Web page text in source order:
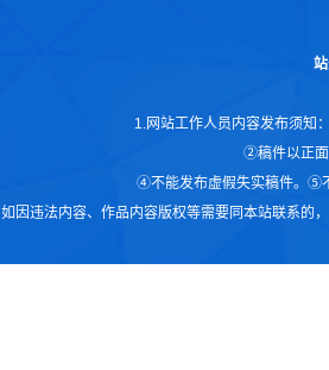
1.网站工作人员内容发布须知
②稿件以正
④不能发布虚假失实稿件。⑤
如因违法内容、作品内容版权等需要同本站联系的